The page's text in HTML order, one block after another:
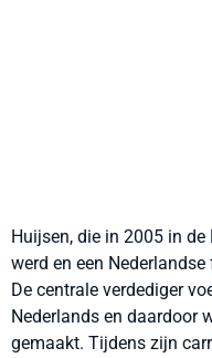
Huijsen, die in 2005 in
werd en een
De centrale verdediger
Nederlands en daardoor
gemaakt. Tijdens zijn